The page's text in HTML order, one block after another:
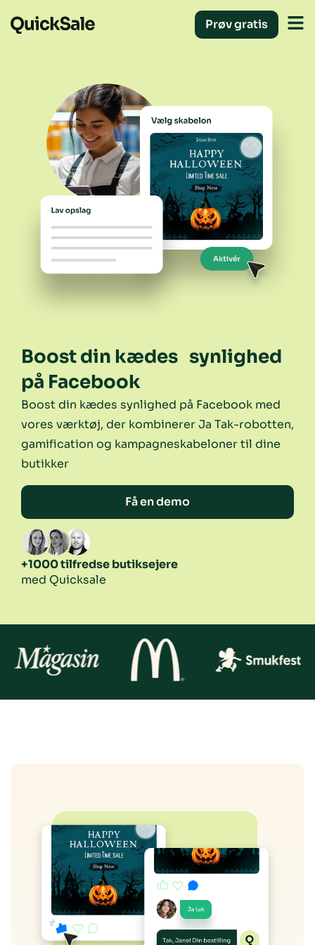
Prøv gratis
Boost din kædes synlighed
på Facebook
Boost din kædes synlighed på Facebook med
vores værktøj, der kombinerer Ja Tak-robotten,
gamification og kampagneskabeloner til dine
butikker
Få en demo
+1000 tilfredse butiksejere
med Quicksale